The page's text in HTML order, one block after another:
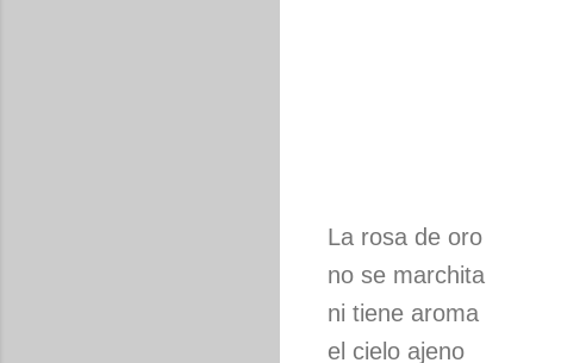
La rosa de oro
no se marchita
ni tiene aroma
el cielo ajeno